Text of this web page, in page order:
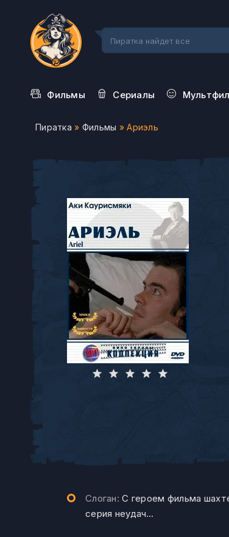
Фильмы Сериалы
Пиратка » Фильмы » Ариэль
Слоган: С героем фильма
серия неудач…